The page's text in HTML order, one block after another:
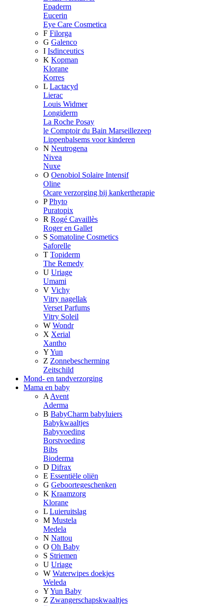
Epaderm
Eucerin
Eye Care Cosmetica
F Filorga
G Galenco
I Isdinceutics
K Kopman
Klorane
Korres
L Lactacyd
Lierac
Louis Widmer
Longiderm
La Roche Posay
le Comptoir du Bain Marseillezeep
Lippenbalsems voor kinderen
N Neutrogena
Nivea
Nuxe
O Oenobiol Solaire Intensif
Oline
Ocare verzorging bij kankertherapie
P Phyto
Puratopix
R Rogé Cavaillès
Roger en Gallet
S Somatoline Cosmetics
Saforelle
T Topiderm
The Remedy
U Uriage
Umami
V Vichy
Vitry nagellak
Verset Parfums
Vitry Soleil
W Wondr
X Xerial
Xantho
YYun
Z Zonnebescherming
Zeitschild
Mond- en tandverzorging
Mama en baby
A Avent
Aderma
B BabyCharm babyluiers
Babykwaaltjes
Babyvoeding
Borstvoeding
Bibs
Bioderma
D Difrax
E Essentiële oliën
G Geboortegeschenken
K Kraamzorg
Klorane
L Luieruitslag
M Mustela
Medela
N Nattou
O Oh Baby
S Striemen
U Uriage
W Waterwipes doekjes
Weleda
YYun Baby
Z Zwangerschapskwaaltjes